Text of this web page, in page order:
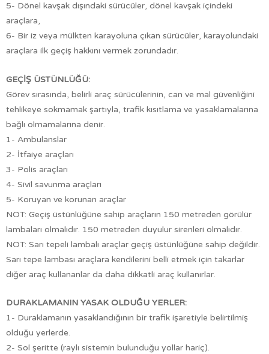
5- Dönel kavşak dışındaki sürücüler, dönel kavşak içindeki
araçlara,
6- Bir iz veya mülkten karayoluna çıkan sürücüler, karayolundaki
araçlara ilk geçiş hakkını vermek zorundadır.
GEÇİŞ ÜSTÜNLÜĞÜ:
Görev sırasında, belirli araç sürücülerinin, can ve mal güvenliğini
tehlikeye sokmamak şartıyla, trafik kısıtlama ve yasaklamalarına
bağlı olmamalarına denir.
1- Ambulanslar
2- İtfaiye araçları
3- Polis araçları
4- Sivil savunma araçları
5- Koruyan ve korunan araçlar
NOT: Geçiş üstünlüğüne sahip araçların 150 metreden görülür
lambaları olmalıdır. 150 metreden duyulur sirenleri olmalıdır.
NOT: Sarı tepeli lambalı araçlar geçiş üstünlüğüne sahip değildir.
Sarı tepe lambası araçlara kendilerini belli etmek için takarlar
diğer araç kullananlar da daha dikkatli araç kullanırlar.
DURAKLAMANIN YASAK OLDUĞU YERLER:
1- Duraklamanın yasaklandığının bir trafik işaretiyle belirtilmiş
olduğu yerlerde.
2- Sol şeritte (raylı sistemin bulunduğu yollar hariç).